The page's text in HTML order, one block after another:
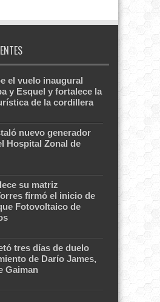
el vuelo inaugural
y Esquel y fortalece la
de la cordillera
nuevo generador
Hospital Zonal de
su matriz
firmó el inicio de
Fotovoltaico de
tres días de duelo
de Darío James,
Gaiman